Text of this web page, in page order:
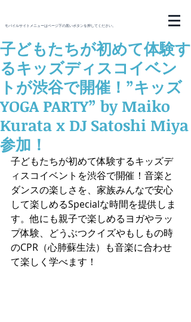
モバイルサイトメニューはページ下の黒いボタンを押してください。
子どもたちが初めて体験す
るキッズディスコイベン
トが渋谷で開催！”キッズ
YOGA PARTY” by Maiko
Kurata x DJ Satoshi Miya
参加！
子どもたちが初めて体験するキッズデ
ィスコイベントを渋谷で開催！音楽と
ダンスの楽しさを、家族みんなで安心
して楽しめるSpecialな時間を提供しま
す。他にも親子で楽しめるヨガやラッ
プ体験、どうぶつクイズやもしもの時
のCPR（心肺蘇生法）も音楽に合わせ
て楽しく学べます！